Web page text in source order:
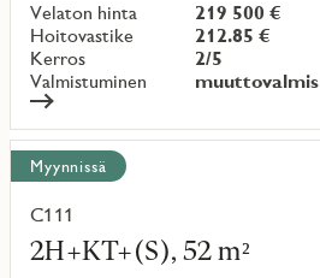
Velaton hinta
219 500 €
Hoitovastike
212.85 €
Kerros
2/5
Valmistuminen
muuttovalmis
Myynnissä
C111
2H+KT+(S), 52 m²
Lue
lisää
kohteesta